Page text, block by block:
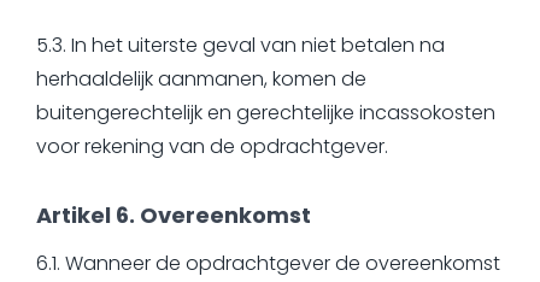
5.3. In het uiterste geval van niet betalen na
herhaaldelijk aanmanen, komen de
buitengerechtelijk en gerechtelijke incassokosten
voor rekening van de opdrachtgever.
Artikel 6. Overeenkomst
6.1. Wanneer de opdrachtgever de overeenkomst